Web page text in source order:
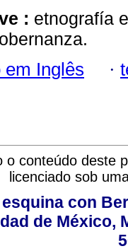
: etnografía
em Inglês ·
o conteúdo deste
licenciado sob
con
de México,